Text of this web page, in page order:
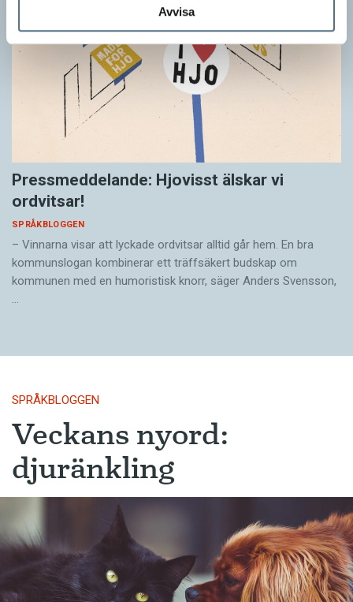
Avvisa
Pressmeddelande: Hjovisst älskar vi
ordvitsar!
SPRÅKBLOGGEN
– Vinnarna visar att lyckade ordvitsar alltid går hem. En bra
kommunslogan kombinerar ett träffsäkert budskap om
kommunen med en humoristisk knorr, säger Anders Svensson,
…
SPRÅKBLOGGEN
Veckans nyord:
djuränkling